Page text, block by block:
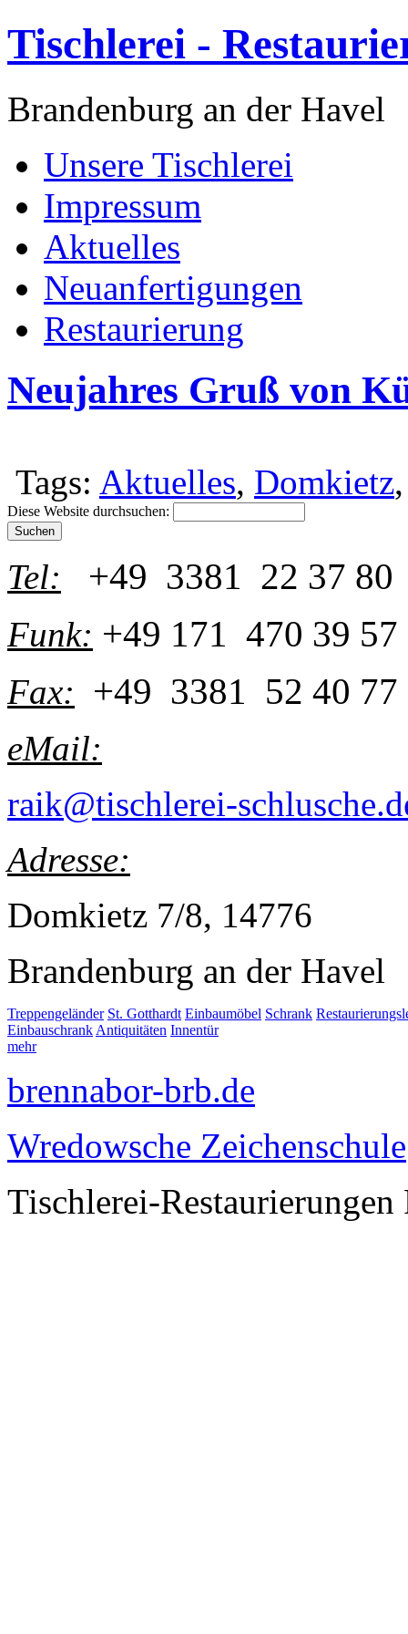
Tischlerei -
Brandenburg an der Havel
Unsere Tischlerei
Impressum
Aktuelles
Neuanfertigungen
Restaurierung
Neujahres Gruß von
Tags: Aktuelles, Domkietz
Diese Website durchsuchen:
Tel: +49 3381 22 37 80
Funk: +49 171 470 39 57
Fax: +49 3381 52 40 77
eMail:
raik@tischlerei-
Adresse:
Domkietz 7/8, 14776
Brandenburg an der Havel
Treppengeländer St. Gotthardt Einbaumöbel Schrank
Einbauschrank Antiquitäten Innentür
mehr
brennabor-brb.de
Wredowsche Zeichenschule
Tischlerei-